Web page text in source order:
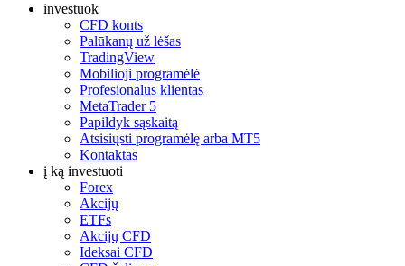
investuok
CFD konts
Palūkanų už lėšas
TradingView
Mobilioji programėlė
Profesionalus klientas
MetaTrader 5
Papildyk sąskaitą
Atsisiųsti programėlę arba MT5
Kontaktas
į ką investuoti
Forex
Akcijų
ETFs
Akcijų CFD
Ideksai CFD